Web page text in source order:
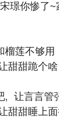
璟你惨了~
不够用
甜甜跪个啥
言言管
甜甜睡上